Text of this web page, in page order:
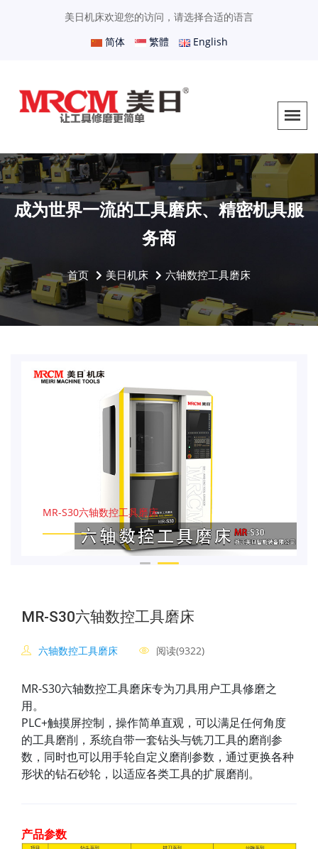
美日机床欢迎您的访问，请选择合适的语言
简体
繁體 English
成为世界一流的工具磨床、精密机具服
务商
首页 美日机床 六轴数控工具磨床
MR-S30六轴数控工具磨床
MR-S30六轴数控工具磨床
六轴数控工具磨床 阅读(9322)
MR-S30六轴数控工具磨床专为刀具用户工具修磨之
用。
PLC+触摸屏控制，操作简单直观，可以满足任何角度
的工具磨削，系统自带一套钻头与铣刀工具的磨削参
数，同时也可以用手轮自定义磨削参数，通过更换各种
形状的钻石砂轮，以适应各类工具的扩展磨削。
产品参数